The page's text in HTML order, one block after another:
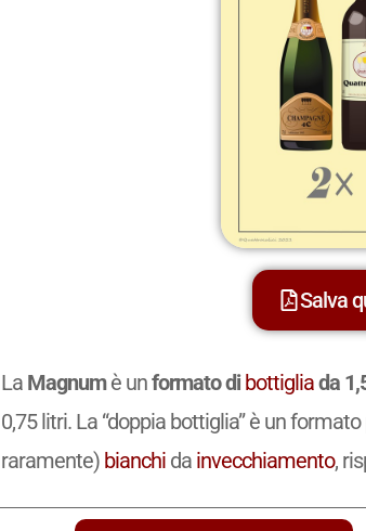
Salva
La Magnumè unformato dibottigliada
0,75 litri. La “doppia bottiglia” è un
raramente) bianchi da invecchiamento,